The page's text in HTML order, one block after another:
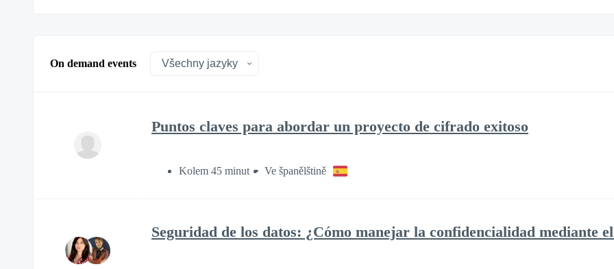
On demand events
Puntos claves para abordar un proyecto de cifrado exitoso
Kolem 45 minut Ve španělštině
Seguridad de los datos: ¿Cómo manejar la confidencialidad mediante